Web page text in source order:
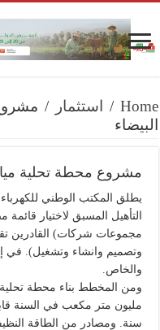
Home
/ استثمار /
البيضاء
مشروع محطة تحلية مياه
التأهيل المسبق لاختيار
مجموعات شركات) القادرين
وتصميم وانشاء وتشغيل). في
والخاص.
سنة. ومصادر من الطاقة